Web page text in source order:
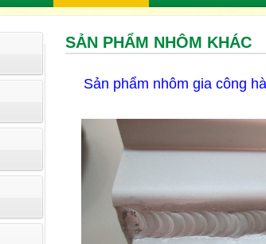
SẢN PHẨM NHÔM KHÁC
Sản phẩm nhôm gia công